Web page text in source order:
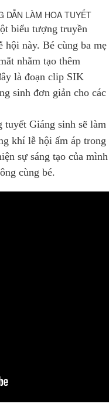
DẪN LÀM HOA TUYẾT
biểu tượng truyền
hội này. Bé cùng ba mẹ
nhằm tạo thêm
là đoạn clip SIK
sinh đơn giản cho các
tuyết Giáng sinh sẽ làm
khí lễ hội ấm áp trong
sự sáng tạo của mình
cùng bé.